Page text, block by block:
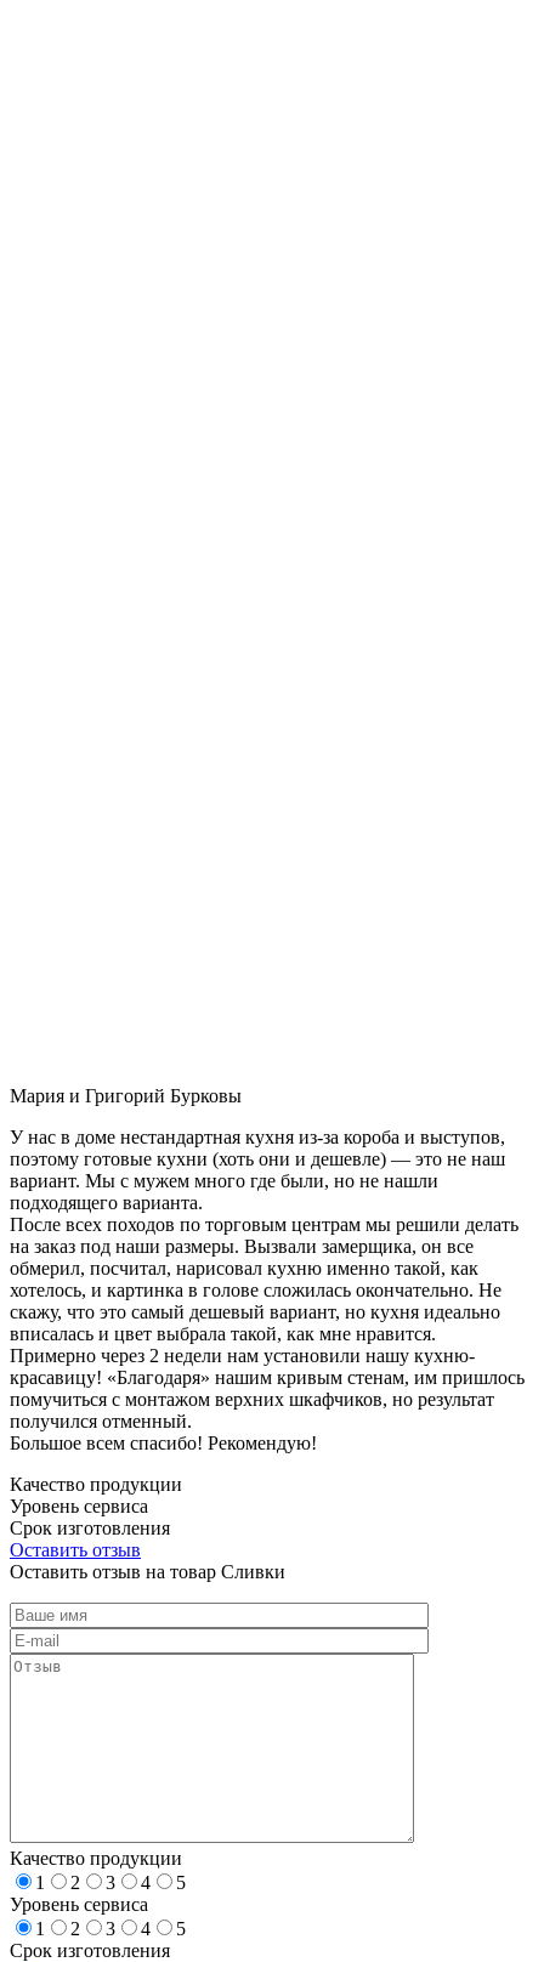
Мария и Григорий Бурковы
У нас в доме нестандартная кухня из-за короба и выступов,
поэтому готовые кухни (хоть они и дешевле) — это не наш
вариант. Мы с мужем много где были, но не нашли
подходящего варианта.
После всех походов по торговым центрам мы решили делать
на заказ под наши размеры. Вызвали замерщика, он все
обмерил, посчитал, нарисовал кухню именно такой, как
хотелось, и картинка в голове сложилась окончательно. Не
скажу, что это самый дешевый вариант, но кухня идеально
вписалась и цвет выбрала такой, как мне нравится.
Примерно через 2 недели нам установили нашу кухню-
красавицу! «Благодаря» нашим кривым стенам, им пришлось
помучиться с монтажом верхних шкафчиков, но результат
получился отменный.
Большое всем спасибо! Рекомендую!
Качество продукции
Уровень сервиса
Срок изготовления
Оставить отзыв
Оставить отзыв на товар Сливки
Качество продукции
1
2 3 4
5
Уровень сервиса
1
2 3 4
5
Срок изготовления